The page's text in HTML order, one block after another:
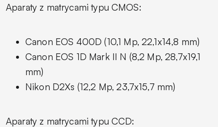
Aparaty z matrycami typu CMOS:
Canon EOS 400D (10,1 Mp, 22,1x14,8 mm)
Canon EOS 1D Mark II N (8,2 Mp, 28,7x19,1
mm)
Nikon D2Xs (12,2 Mp, 23,7x15,7 mm)
Aparaty z matrycami typu CCD: